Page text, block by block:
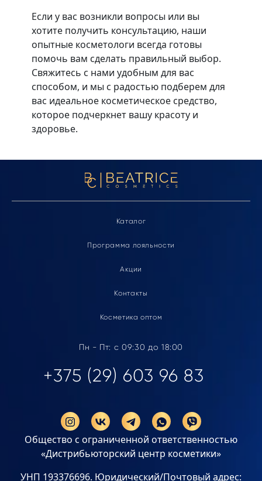
Если у вас возникли вопросы или вы
хотите получить консультацию, наши
опытные косметологи всегда готовы
помочь вам сделать правильный выбор.
Свяжитесь с нами удобным для вас
способом, и мы с радостью подберем для
вас идеальное косметическое средство,
которое подчеркнет вашу красоту и
здоровье.
Каталог
Программа лояльности
Акции
Контакты
Косметика оптом
Пн - Пт: с 09:30 до 18:00
+375 (29) 603 96 83
Общество с ограниченной ответственностью
«Дистрибьюторский центр косметики»
УНП 193376696. Юридический/Почтовый адрес: